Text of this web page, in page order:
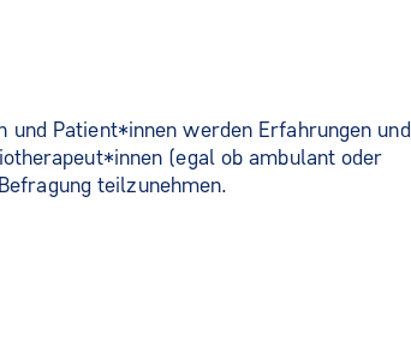
und Patient*innen werden Erfahrungen und
(egal ob ambulant oder
teilzunehmen.